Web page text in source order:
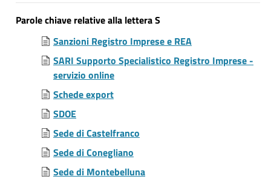
Parole chiave relative alla lettera S
Sanzioni Registro Imprese e REA
SARI Supporto Specialistico Registro Imprese -
servizio online
Schede export
SDOE
Sede di Castelfranco
Sede di Conegliano
Sede di Montebelluna